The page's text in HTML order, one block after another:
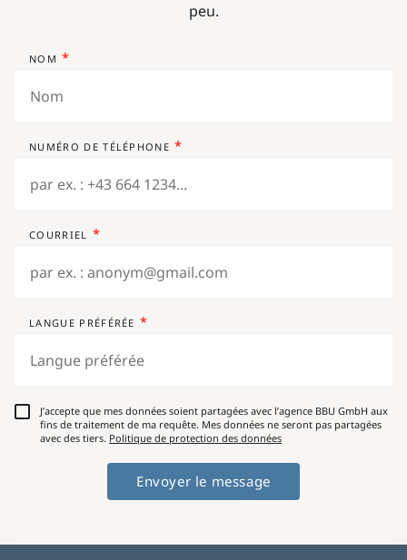
peu.
NOM
NUMÉRO DE TÉLÉPHONE
COURRIEL
LANGUE PRÉFÉRÉE
J’accepte que mes données soient partagées avec l’agence BBU GmbH aux
fins de traitement de ma requête. Mes données ne seront pas partagées
avec des tiers. Politique de protection des données